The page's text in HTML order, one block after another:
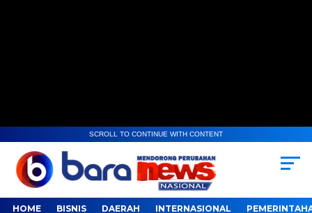
SCROLL TO CONTINUE WITH CONTENT
HOME BISNIS DAERAH INTERNASIONAL